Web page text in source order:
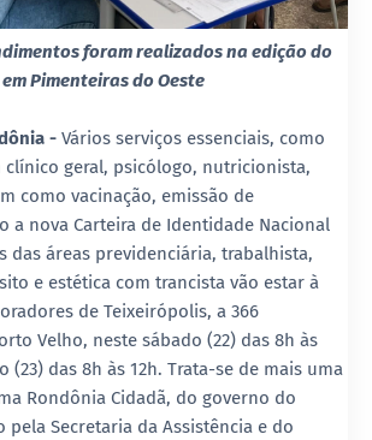
foram realizados na edição do
Pimenteiras do Oeste
- Vários serviços essenciais, como
geral, psicólogo, nutricionista,
como vacinação, emissão de
a nova Carteira de Identidade Nacional
das áreas previdenciária, trabalhista,
e estética com trancista vão estar à
de Teixeirópolis, a 366
Velho, neste sábado (22) das 8h às
(23) das 8h às 12h. Trata-se de mais uma
Rondônia Cidadã, do governo do
pela Secretaria da Assistência e do